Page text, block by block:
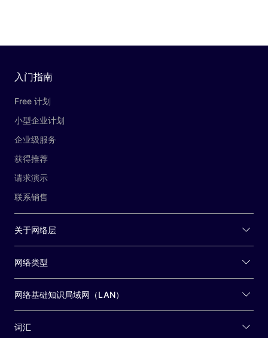
入门指南
Free 计划
小型企业计划
企业级服务
获得推荐
请求演示
联系销售
关于网络层
网络类型
网络基础知识局域网（LAN）
词汇